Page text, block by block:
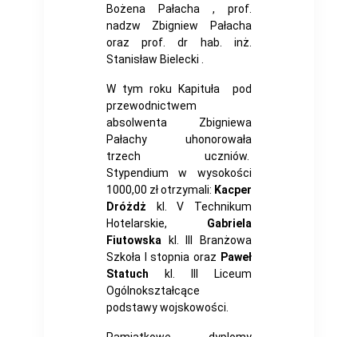
Bożena Pałacha , prof.
nadzw Zbigniew Pałacha
oraz prof. dr hab. inż.
Stanisław Bielecki .
W tym roku Kapituła pod
przewodnictwem
absolwenta Zbigniewa
Pałachy uhonorowała
trzech uczniów.
Stypendium w wysokości
1000,00 zł otrzymali: Kacper
Dróżdż kl. V Technikum
Hotelarskie, Gabriela
Fiutowskakl. III Branżowa
Szkoła I stopnia oraz Paweł
Statuch kl. III Liceum
Ogólnokształcące
podstawy wojskowości.